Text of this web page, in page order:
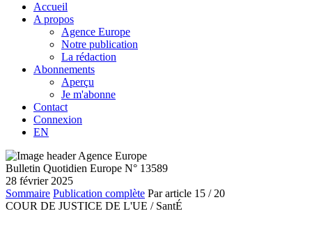
Accueil
A propos
Agence Europe
Notre publication
La rédaction
Abonnements
Aperçu
Je m'abonne
Contact
Connexion
EN
Bulletin Quotidien Europe N° 13589
28 février 2025
Sommaire Publication complète Par article 15 / 20
COUR DE JUSTICE DE L'UE / SantÉ